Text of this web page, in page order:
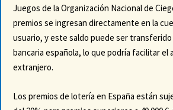
Juegos de la Organización Nacional de
premios se ingresan directamente en la
usuario, y este saldo puede ser transferido
bancaria española, lo que podría facilitar el
extranjero.
Los premios de lotería en España están